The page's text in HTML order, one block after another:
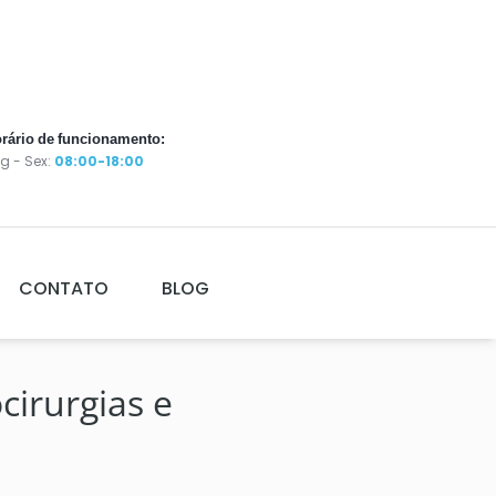
de funcionamento:
- Sex: 08:00-18:00
CONTATO BLOG
e